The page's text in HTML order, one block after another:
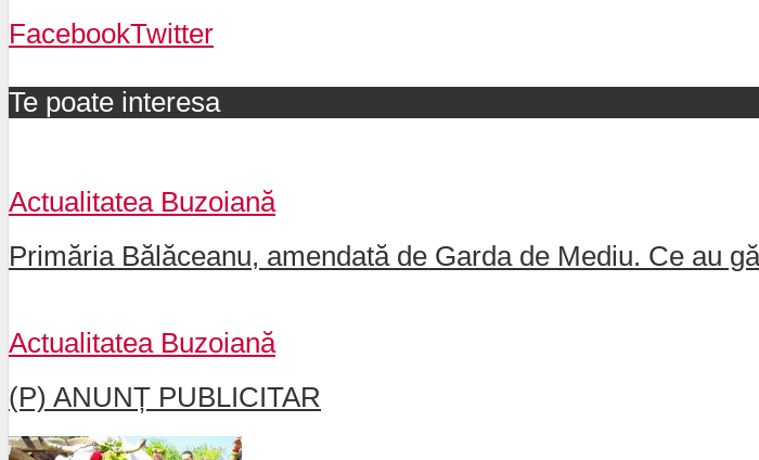
FacebookTwitter
Te poate interesa
Actualitatea Buzoiană
Primăria Bălăceanu, amendată de Garda de Mediu. Ce au
Actualitatea Buzoiană
(P) ANUNȚ PUBLICITAR